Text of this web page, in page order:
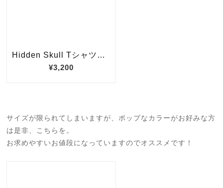
サイズが限られてしまいますが、ポップなカラーがお好みな方
は是非、こちらを。
お求めやすいお値段になっていますのでオススメです！